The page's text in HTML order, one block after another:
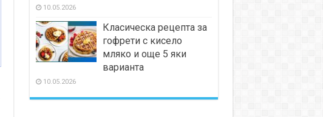
10.05.2026
Класическа рецепта за
гофрети с кисело
мляко и още 5 яки
варианта
10.05.2026